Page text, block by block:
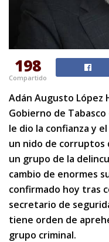
198
Compartido
Adán Augusto López
Gobierno de
le dio la confianza y
un nido de corruptos
un grupo de la
cambio de enormes
confirmado hoy tras
secretario de
tiene orden de
grupo criminal.